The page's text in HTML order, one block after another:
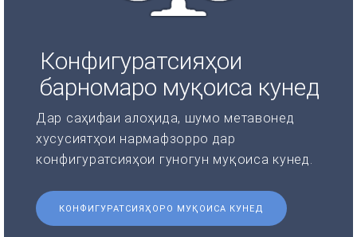
Конфигуратсияҳои
барномаро муқоиса кунед
Дар саҳифаи алоҳида, шумо метавонед
хусусиятҳои нармафзорро дар
конфигуратсияҳои гуногун муқоиса кунед.
КОНФИГУРАТСИЯҲОРО МУҚОИСА КУНЕД